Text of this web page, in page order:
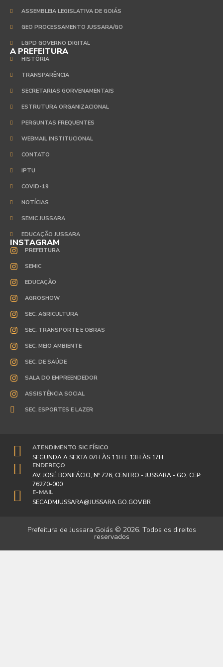
ASSEMBLEIA LEGISLATIVA DE GOIÁS
GEO PROCESSAMENTO JUSSARA/GO
LGPD GOVERNO DIGITAL
A PREFEITURA
HISTÓRIA
TRANSPARÊNCIA
SECRETARIAS GORVENAMENTAIS
ESTRUTURA ORGANIZACIONAL
PERGUNTAS FREQUENTES
WEBMAIL INSTITUCIONAL
CONTATO
IPTU
COVID-19
NOTÍCIAS
SEMIC JUSSARA
EDUCAÇÃO JUSSARA
INSTAGRAM
PREFEITURA
SEMIC
EDUCAÇÃO
AGROSHOW
SEC. AGRICULTURA
SEC. TRANSPORTE E OBRAS
SEC. MEIO AMBIENTE
SEC. DE SAÚDE
SALA DO EMPREENDEDOR
ASSISTÊNCIA SOCIAL
SEC. ESPORTES E LAZER
ATENDIMENTO SIC FÍSICO
SEGUNDA A SEXTA 07H ÀS 11H E 13H ÀS 17H
ENDEREÇO
AV. JOSÉ BONIFÁCIO, Nº 726, CENTRO - JUSSARA - GO, CEP:
76270-000
E-MAIL
SECADMJUSSARA@JUSSARA.GO.GOV.BR
Prefeitura de Jussara Goiás © 2026. Todos os direitos
reservados